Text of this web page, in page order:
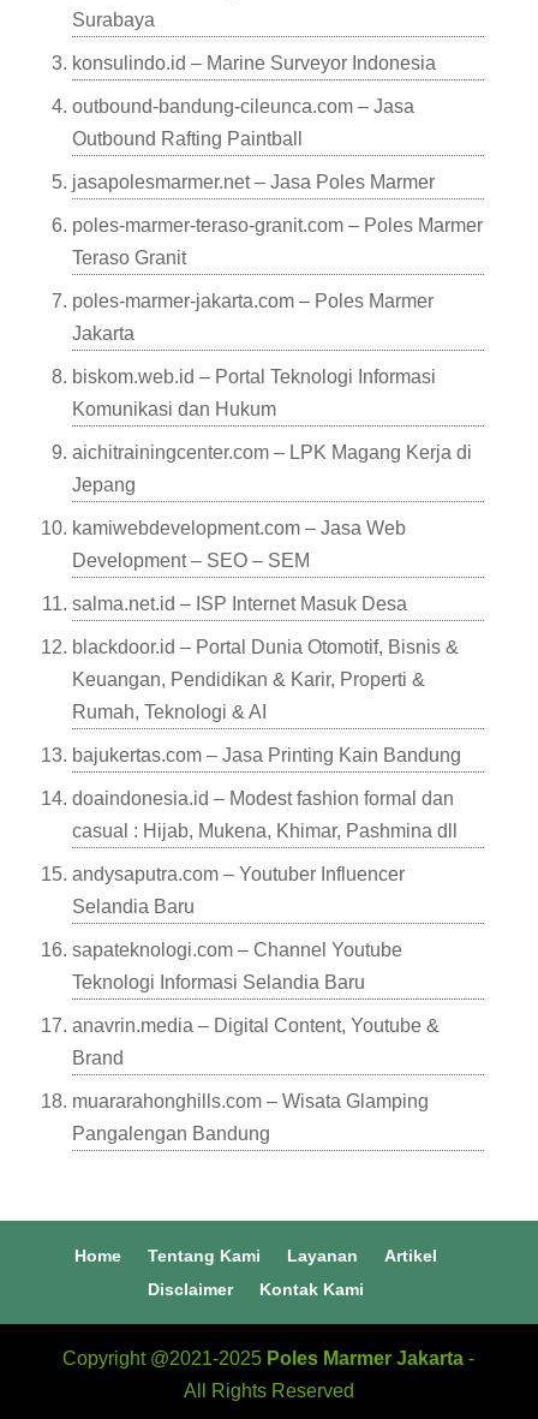
Surabaya
konsulindo.id – Marine Surveyor Indonesia
outbound-bandung-cileunca.com – Jasa
Outbound Rafting Paintball
jasapolesmarmer.net – Jasa Poles Marmer
poles-marmer-teraso-granit.com – Poles Marmer
Teraso Granit
poles-marmer-jakarta.com – Poles Marmer
Jakarta
biskom.web.id – Portal Teknologi Informasi
Komunikasi dan Hukum
aichitrainingcenter.com – LPK Magang Kerja di
Jepang
kamiwebdevelopment.com – Jasa Web
Development – SEO – SEM
salma.net.id – ISP Internet Masuk Desa
blackdoor.id – Portal Dunia Otomotif, Bisnis &
Keuangan, Pendidikan & Karir, Properti &
Rumah, Teknologi & AI
bajukertas.com – Jasa Printing Kain Bandung
doaindonesia.id – Modest fashion formal dan
casual : Hijab, Mukena, Khimar, Pashmina dll
andysaputra.com – Youtuber Influencer
Selandia Baru
sapateknologi.com – Channel Youtube
Teknologi Informasi Selandia Baru
anavrin.media – Digital Content, Youtube &
Brand
muararahonghills.com – Wisata Glamping
Pangalengan Bandung
Home Tentang Kami Layanan
Artikel
Disclaimer
Kontak Kami
Copyright @2021-2025 Poles Marmer Jakarta -
All Rights Reserved